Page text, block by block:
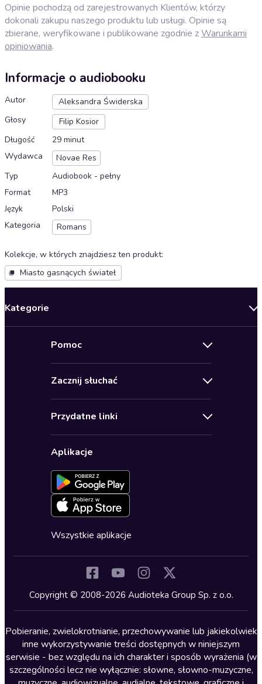
Opinie pochodzą od zarejestrowanych Klientów, którzy
dokonali zakupu naszego produktu lub usługi. Opinie są
zbierane, weryfikowane i publikowane zgodnie zWarunkami
opiniowania.
Informacje o audiobooku
Autor
Aleksandra Świderska
Głosy
Filip Kosior
Długość
29 minut
Wydawca
Novae Res
Typ
Audiobook - pełny
Format
MP3
Język
Polski
Kategoria
Romans
Kolekcje, w których znajdziesz ten produkt:
Miasto gasnących świateł
Kategorie
Biznes, marketing, ekonomia
Dla młodzieży
Kryminały
Lektury szkolne
Literatura anglojęzyczna
Literatura faktu
Literatura obyczajowa
Pomoc
Pomoc
Ustawienia prywatności
Formularz zgłaszania nielegalnych treści
Deklaracja dostępności
Zacznij słuchać
Karnety
Oferta dla firm i bibliotek
Przydatne linki
Dołącz do newslettera
Blog
Zapowiedzi
Cykle audiobooków
Aplikacje
Wszystkie aplikacje
Copyright © 2008-2026 Audioteka Group Sp. z o.o.
Pobieranie, zwielokrotnianie, przechowywanie lub jakiekolwiek
inne wykorzystywanie treści dostępnych w niniejszym
serwisie - bez względu na ich charakter i sposób wyrażenia (w
szczególności lecz nie wyłącznie: słowne, słowno-muzyczne,